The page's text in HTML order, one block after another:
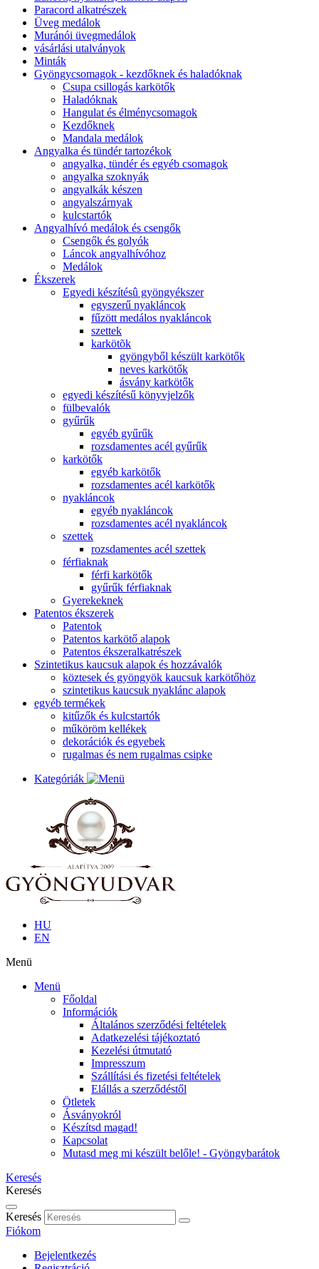
Paracord alkatrészek
Üveg medálok
Muránói üvegmedálok
vásárlási utalványok
Minták
Gyöngycsomagok - kezdőknek és haladóknak
Csupa csillogás karkötők
Haladóknak
Hangulat és élménycsomagok
Kezdőknek
Mandala medálok
Angyalka és tündér tartozékok
angyalka, tündér és egyéb csomagok
angyalka szoknyák
angyalkák készen
angyalszárnyak
kulcstartók
Angyalhívó medálok és csengők
Csengők és golyók
Láncok angyalhívóhoz
Medálok
Ékszerek
Egyedi készítésû gyöngyékszer
egyszerű nyakláncok
fűzött medálos nyakláncok
szettek
karkötõk
gyöngyből készült karkötők
neves karkötők
ásvány karkötők
egyedi készítésű könyvjelzők
fülbevalók
gyűrűk
egyéb gyűrűk
rozsdamentes acél gyűrűk
karkötők
egyéb karkötők
rozsdamentes acél karkötők
nyakláncok
egyéb nyakláncok
rozsdamentes acél nyakláncok
szettek
rozsdamentes acél szettek
férfiaknak
férfi karkötők
gyűrűk férfiaknak
Gyerekeknek
Patentos ékszerek
Patentok
Patentos karkötő alapok
Patentos ékszeralkatrészek
Szintetikus kaucsuk alapok és hozzávalók
köztesek és gyöngyök kaucsuk karkötőhöz
szintetikus kaucsuk nyaklánc alapok
egyéb termékek
kitűzők és kulcstartók
műköröm kellékek
dekorációk és egyebek
rugalmas és nem rugalmas csipke
Kategóriák
HU
EN
Menü
Menü
Főoldal
Információk
Általános szerződési feltételek
Adatkezelési tájékoztató
Kezelési útmutató
Impresszum
Szállítási és fizetési feltételek
Elállás a szerződéstől
Ötletek
Ásványokról
Készítsd magad!
Kapcsolat
Mutasd meg mi készült belőle! - Gyöngybarátok
Keresés
Keresés
Keresés
Fiókom
Bejelentkezés